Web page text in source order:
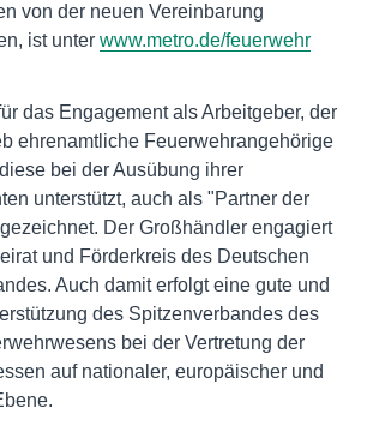
von der neuen Vereinbarung
ist unter www.metro.de/feuerwehr
das Engagement als Arbeitgeber, der
ehrenamtliche Feuerwehrangehörige
bei der Ausübung ihrer
unterstützt, auch als "Partner der
Der Großhändler engagiert
und Förderkreis des Deutschen
Auch damit erfolgt eine gute und
des Spitzenverbandes des
bei der Vertretung der
auf nationaler, europäischer und